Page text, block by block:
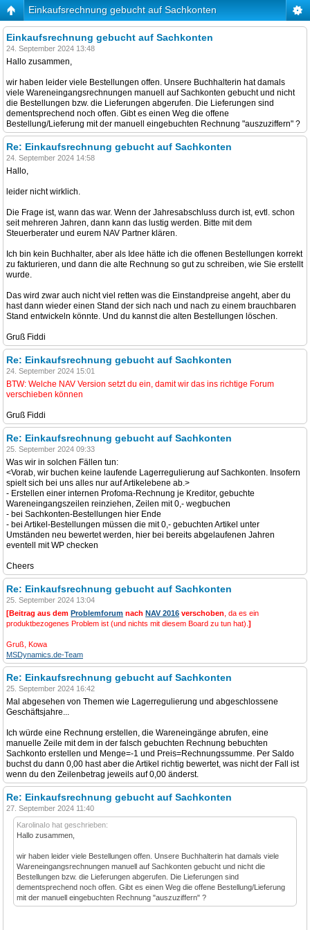
Einkaufsrechnung gebucht auf Sachkonten
Einkaufsrechnung gebucht auf Sachkonten
24. September 2024 13:48
Hallo zusammen,
wir haben leider viele Bestellungen offen. Unsere Buchhalterin hat damals
viele Wareneingangsrechnungen manuell auf Sachkonten gebucht und nicht
die Bestellungen bzw. die Lieferungen abgerufen. Die Lieferungen sind
dementsprechend noch offen. Gibt es einen Weg die offene
Bestellung/Lieferung mit der manuell eingebuchten Rechnung "auszuziffern" ?
Re: Einkaufsrechnung gebucht auf Sachkonten
24. September 2024 14:58
Hallo,
leider nicht wirklich.
Die Frage ist, wann das war. Wenn der Jahresabschluss durch ist, evtl. schon
seit mehreren Jahren, dann kann das lustig werden. Bitte mit dem
Steuerberater und eurem NAV Partner klären.
Ich bin kein Buchhalter, aber als Idee hätte ich die offenen Bestellungen korrekt
zu fakturieren, und dann die alte Rechnung so gut zu schreiben, wie Sie erstellt
wurde.
Das wird zwar auch nicht viel retten was die Einstandpreise angeht, aber du
hast dann wieder einen Stand der sich nach und nach zu einem brauchbaren
Stand entwickeln könnte. Und du kannst die alten Bestellungen löschen.
Gruß Fiddi
Re: Einkaufsrechnung gebucht auf Sachkonten
24. September 2024 15:01
BTW: Welche NAV Version setzt du ein, damit wir das ins richtige Forum
verschieben können
Gruß Fiddi
Re: Einkaufsrechnung gebucht auf Sachkonten
25. September 2024 09:33
Was wir in solchen Fällen tun:
<Vorab, wir buchen keine laufende Lagerregulierung auf Sachkonten. Insofern
spielt sich bei uns alles nur auf Artikelebene ab.>
- Erstellen einer internen Profoma-Rechnung je Kreditor, gebuchte
Wareneingangszeilen reinziehen, Zeilen mit 0,- wegbuchen
- bei Sachkonten-Bestellungen hier Ende
- bei Artikel-Bestellungen müssen die mit 0,- gebuchten Artikel unter
Umständen neu bewertet werden, hier bei bereits abgelaufenen Jahren
eventell mit WP checken
Cheers
Re: Einkaufsrechnung gebucht auf Sachkonten
25. September 2024 13:04
[Beitrag aus dem Problemforum nach NAV 2016 verschoben , da es ein
produktbezogenes Problem ist (und nichts mit diesem Board zu tun hat). ]
Gruß, Kowa
MSDynamics.de-Team
Re: Einkaufsrechnung gebucht auf Sachkonten
25. September 2024 16:42
Mal abgesehen von Themen wie Lagerregulierung und abgeschlossene
Geschäftsjahre...
Ich würde eine Rechnung erstellen, die Wareneingänge abrufen, eine
manuelle Zeile mit dem in der falsch gebuchten Rechnung bebuchten
Sachkonto erstellen und Menge=-1 und Preis=Rechnungssumme. Per Saldo
buchst du dann 0,00 hast aber die Artikel richtig bewertet, was nicht der Fall ist
wenn du den Zeilenbetrag jeweils auf 0,00 änderst.
Re: Einkaufsrechnung gebucht auf Sachkonten
27. September 2024 11:40
KarolinaIo hat geschrieben:
Hallo zusammen,
wir haben leider viele Bestellungen offen. Unsere Buchhalterin hat damals viele
Wareneingangsrechnungen manuell auf Sachkonten gebucht und nicht die
Bestellungen bzw. die Lieferungen abgerufen. Die Lieferungen sind
dementsprechend noch offen. Gibt es einen Weg die offene Bestellung/Lieferung
mit der manuell eingebuchten Rechnung "auszuziffern" ?